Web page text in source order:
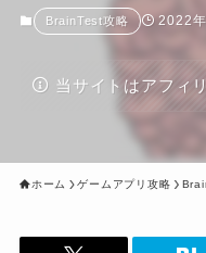
BrainTest攻略 2022
当サイトはアフィ
ホーム ゲームアプリ攻略